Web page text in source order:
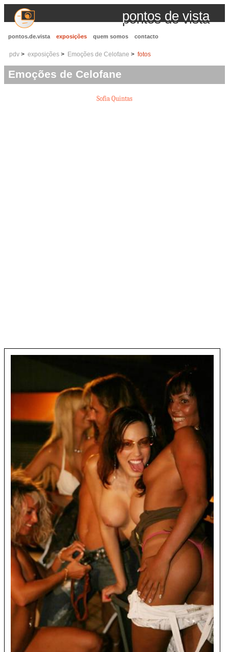
pontos de vista
pontos.de.vista exposições quem somos contacto
pdv exposições Emoções de Celofane fotos
Emoções de Celofane
Sofia Quintas